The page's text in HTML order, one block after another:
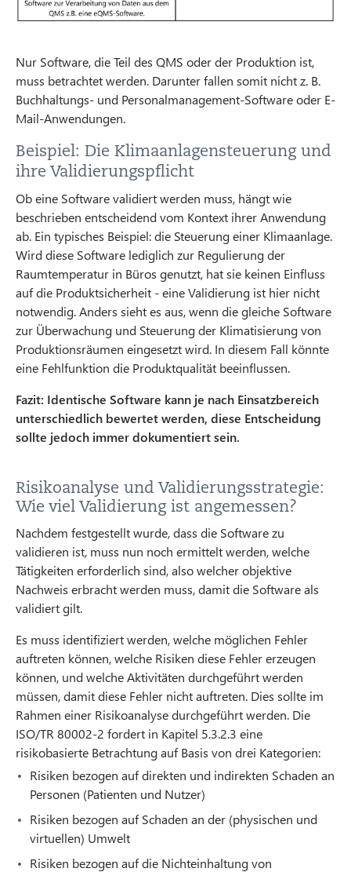
Nur Software, die Teil des QMS oder der Produktion ist,
muss betrachtet werden. Darunter fallen somit nicht z. B.
Buchhaltungs- und Personalmanagement-Software oder E-
Mail-Anwendungen.
Beispiel: Die Klimaanlagensteuerung und
ihre Validierungspflicht
Ob eine Software validiert werden muss, hängt wie
beschrieben entscheidend vom Kontext ihrer Anwendung
ab. Ein typisches Beispiel: die Steuerung einer Klimaanlage.
Wird diese Software lediglich zur Regulierung der
Raumtemperatur in Büros genutzt, hat sie keinen Einfluss
auf die Produktsicherheit - eine Validierung ist hier nicht
notwendig. Anders sieht es aus, wenn die gleiche Software
zur Überwachung und Steuerung der Klimatisierung von
Produktionsräumen eingesetzt wird. In diesem Fall könnte
eine Fehlfunktion die Produktqualität beeinflussen.
Fazit: Identische Software kann je nach Einsatzbereich
unterschiedlich bewertet werden, diese Entscheidung
sollte jedoch immer dokumentiert sein.
Risikoanalyse und Validierungsstrategie:
Wie viel Validierung ist angemessen?
Nachdem festgestellt wurde, dass die Software zu
validieren ist, muss nun noch ermittelt werden, welche
Tätigkeiten erforderlich sind, also welcher objektive
Nachweis erbracht werden muss, damit die Software als
validiert gilt.
Es muss identifiziert werden, welche möglichen Fehler
auftreten können, welche Risiken diese Fehler erzeugen
können, und welche Aktivitäten durchgeführt werden
müssen, damit diese Fehler nicht auftreten. Dies sollte im
Rahmen einer Risikoanalyse durchgeführt werden. Die
ISO/TR 80002-2 fordert in Kapitel 5.3.2.3 eine
risikobasierte Betrachtung auf Basis von drei Kategorien:
Risiken bezogen auf direkten und indirekten Schaden an
Personen (Patienten und Nutzer)
Risiken bezogen auf Schaden an der (physischen und
virtuellen) Umwelt
Risiken bezogen auf die Nichteinhaltung von